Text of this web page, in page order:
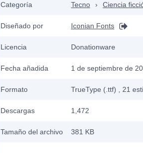
Categoría Tecno › Ciencia
Diseñado por Iconian Fonts
Licencia Donationware
Fecha añadida 1 de septiembre de
Formato TrueType (.ttf) , 21
Descargas 1,472
Tamaño del archivo 381 KB